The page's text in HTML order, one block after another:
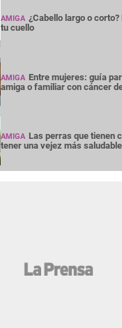
AMIGA ¿Cabello largo o
tu cuello
AMIGA Entre mujeres: guía
amiga o familiar con cáncer
AMIGA Las perras que tienen
tener una vejez más saludable